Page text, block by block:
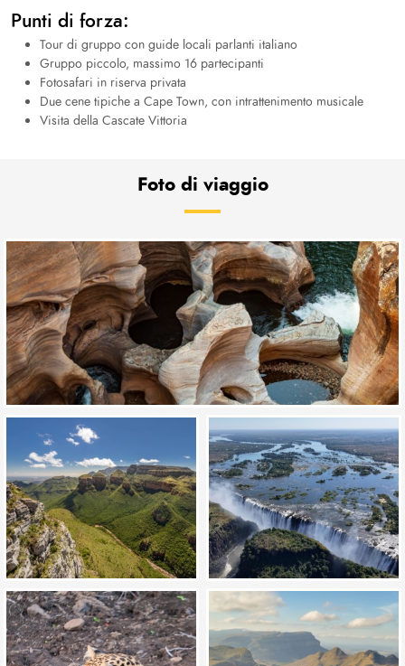
Punti di forza:
Tour di gruppo con guide locali parlanti italiano
Gruppo piccolo, massimo 16 partecipanti
Fotosafari in riserva privata
Due cene tipiche a Cape Town, con intrattenimento musicale
Visita della Cascate Vittoria
Foto di viaggio